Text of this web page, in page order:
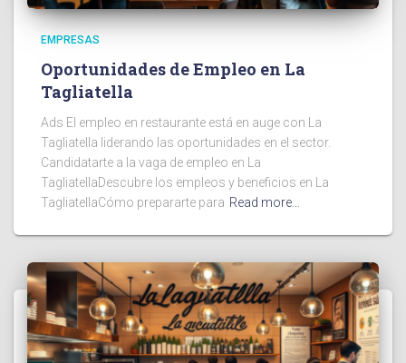
EMPRESAS
Oportunidades de Empleo en La
Tagliatella
Ads El empleo en restaurante está en auge con La
Tagliatella liderando las oportunidades en el sector.
Candidatarte a la vaga de empleo en La
TagliatellaDescubre los empleos y beneficios en La
TagliatellaCómo prepararte para Read more…